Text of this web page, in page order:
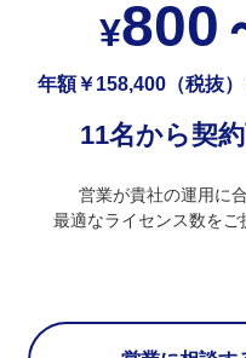
¥800
年額￥158,400（税抜）
11名から契
営業が貴社の運用に
最適なライセンス数をご